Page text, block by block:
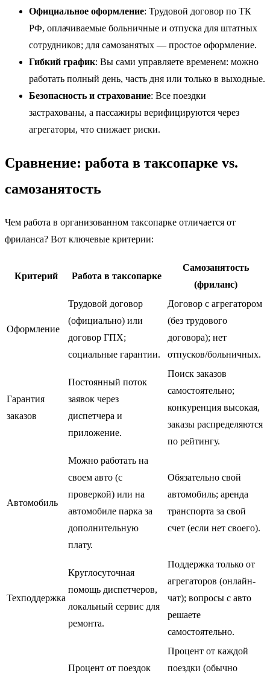
Официальное оформление: Трудовой договор по ТК
РФ, оплачиваемые больничные и отпуска для штатных
сотрудников; для самозанятых — простое оформление.
Гибкий график: Вы сами управляете временем: можно
работать полный день, часть дня или только в выходные.
Безопасность и страхование: Все поездки
застрахованы, а пассажиры верифицируются через
агрегаторы, что снижает риски.
Сравнение: работа в таксопарке vs.
самозанятость
Чем работа в организованном таксопарке отличается от
фриланса? Вот ключевые критерии:
Критерий Работа в таксопарке
Самозанятость
(фриланс)
Оформление
Трудовой договор
(официально) или
договор ГПХ;
социальные гарантии.
Договор с агрегатором
(без трудового
договора); нет
отпусков/больничных.
Гарантия
заказов
Постоянный поток
заявок через
диспетчера и
приложение.
Поиск заказов
самостоятельно;
конкуренция высокая,
заказы распределяются
по рейтингу.
Автомобиль
Можно работать на
своем авто (с
проверкой) или на
автомобиле парка за
дополнительную
плату.
Обязательно свой
автомобиль; аренда
транспорта за свой
счет (если нет своего).
Техподдержка
Круглосуточная
помощь диспетчеров,
локальный сервис для
ремонта.
Поддержка только от
агрегаторов (онлайн-
чат); вопросы с авто
решаете
самостоятельно.
Процент от поездок
Процент от каждой
поездки (обычно